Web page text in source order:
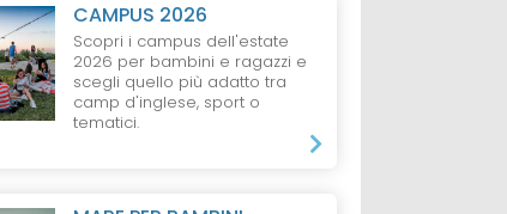
CAMPUS 2026
Scopri i campus dell'estate
2026 per bambini e ragazzi e
scegli quello più adatto tra
camp d'inglese, sport o
tematici.